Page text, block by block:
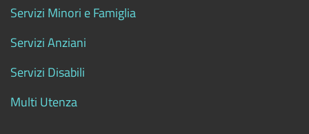
Servizi Minori e Famiglia
Servizi Anziani
Servizi Disabili
Multi Utenza